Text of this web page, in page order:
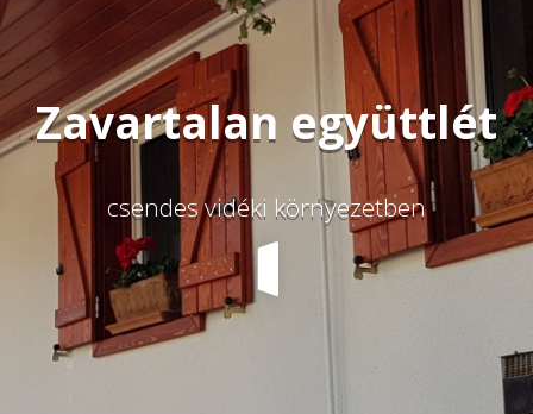
Zavartalan együttlét
csendes vidéki környezetben